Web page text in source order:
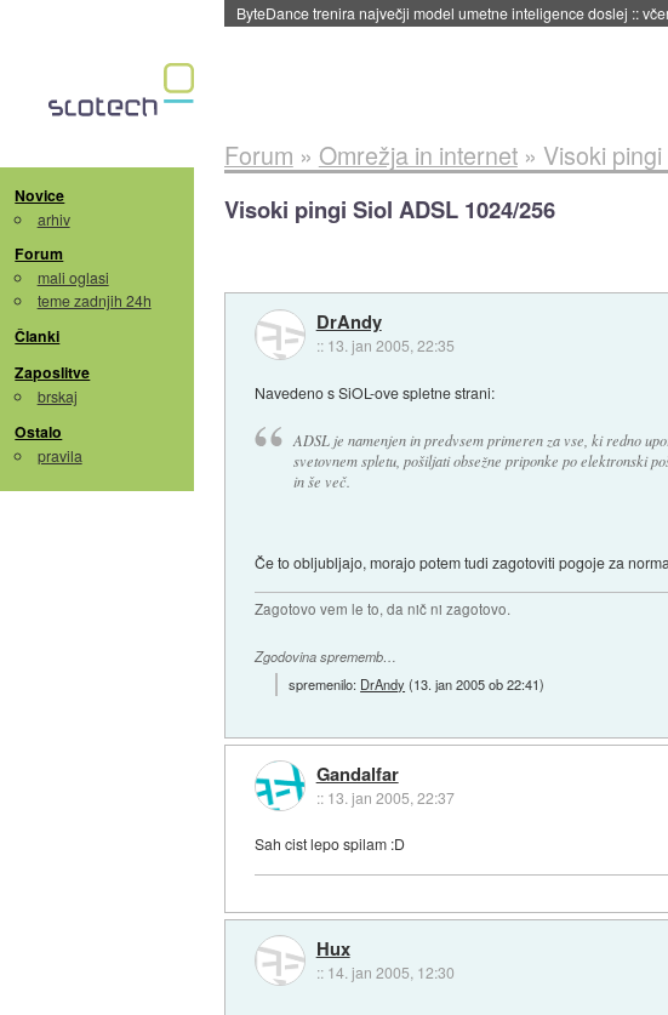
ByteDance trenira največji model umetne inteligence doslej ::
Novice
arhiv
Forum
mali oglasi
teme zadnjih 24h
Članki
Zaposlitve
brskaj
Ostalo
pravila
Forum » Omrežja in internet» Visoki
Visoki pingi Siol ADSL 1024/256
DrAndy
:: 13. jan 2005, 22:35
Navedeno s SiOL-ove spletne strani:
ADSL je namenjen in predvsem primeren za vse, ki redno
svetovnem spletu, pošiljati obsežne priponke po elektronski
in še več.
Če to obljubljajo, morajo potem tudi zagotoviti pogoje za
Zagotovo vem le to, da nič ni zagotovo.
Zgodovina sprememb…
spremenilo: DrAndy (13. jan 2005 ob 22:41)
Gandalfar
:: 13. jan 2005, 22:37
Sah cist lepo spilam :D
Hux
:: 14. jan 2005, 12:30